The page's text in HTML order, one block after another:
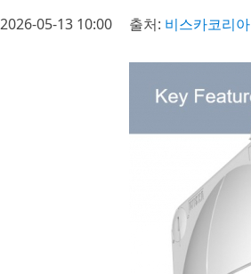
2026-05-13 10:00 출처: 비스카코리아